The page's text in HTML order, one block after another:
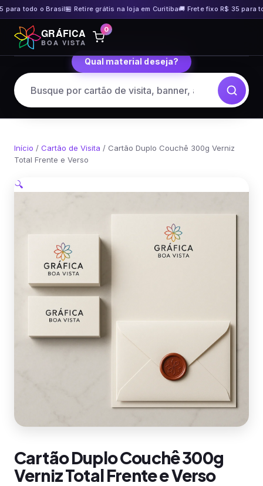
todo o Brasil🏪 Retire grátis na loja em Curitiba🚚 Frete fixo R$ 35 para
Pular
para
o
GRÁFICA
BOA VISTA
0
Qual material deseja?
Início / Cartão de Visita / Cartão Duplo Couchê 300g Verniz
Total Frente e Verso
🔍
Cartão Duplo Couchê 300g
Verniz Total Frente e Verso